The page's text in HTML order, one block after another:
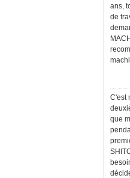
ans,
de
C'est
que